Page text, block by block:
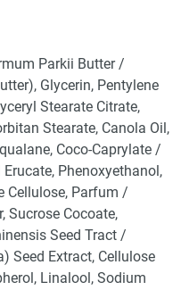
Parkii Butter /
Glycerin, Pentylene
Stearate Citrate,
Stearate, Canola Oil,
Coco-Caprylate /
Phenoxyethanol,
Cellulose, Parfum /
Sucrose Cocoate,
Seed Tract /
Seed Extract, Cellulose
Linalool, Sodium